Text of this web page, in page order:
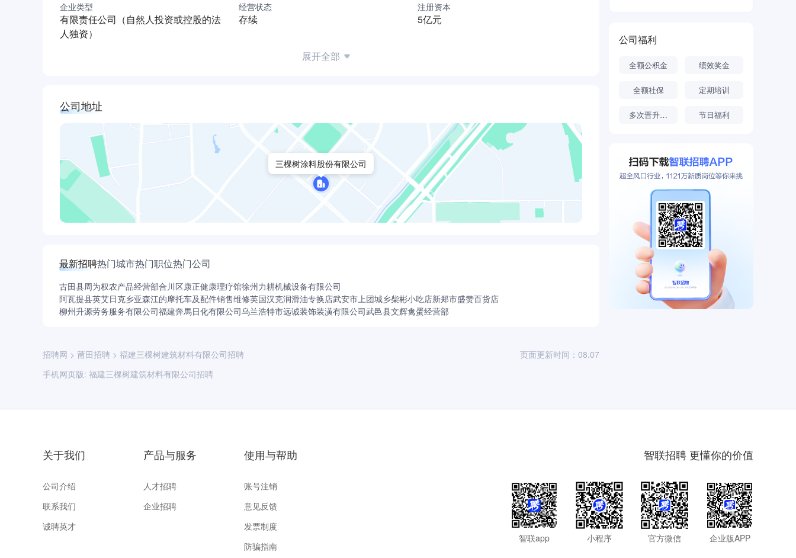
企业类型
有限责任公司（自然人投资或控股的法
人独资）
经营状态
存续
注册资本
5亿元
展开全部
公司地址
三棵树涂料股份有限公司
最新招聘热门城市热门职位热门公司
古田县周为权农产品经营部合川区康正健康理疗馆徐州力耕机械设备有限公司
阿瓦提县英艾日克乡亚森江的摩托车及配件销售维修英国汉克润滑油专换店武安市上团城乡柴彬小吃店新郑市盛赞百货店
柳州升源劳务服务有限公司福建奔馬日化有限公司乌兰浩特市远诚装饰装潢有限公司武邑县文辉禽蛋经营部
招聘网 > 莆田招聘 > 福建三棵树建筑材料有限公司招聘
手机网页版: 福建三棵树建筑材料有限公司招聘
页面更新时间：08.07
公司福利
全额公积金 绩效奖金
全额社保 定期培训
多次晋升机会 节日福利
关于我们
公司介绍
联系我们
诚聘英才
产品与服务
人才招聘
企业招聘
使用与帮助
账号注销
意见反馈
发票制度
防骗指南
智联招聘 更懂你的价值
智联app 小程序 官方微信 企业版APP